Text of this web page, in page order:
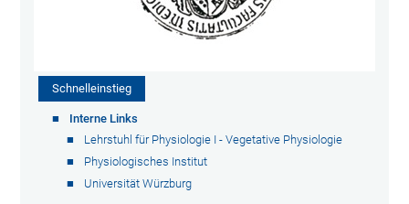
Schnelleinstieg
Interne Links
Lehrstuhl für Physiologie I - Vegetative Physiologie
Physiologisches Institut
Universität Würzburg